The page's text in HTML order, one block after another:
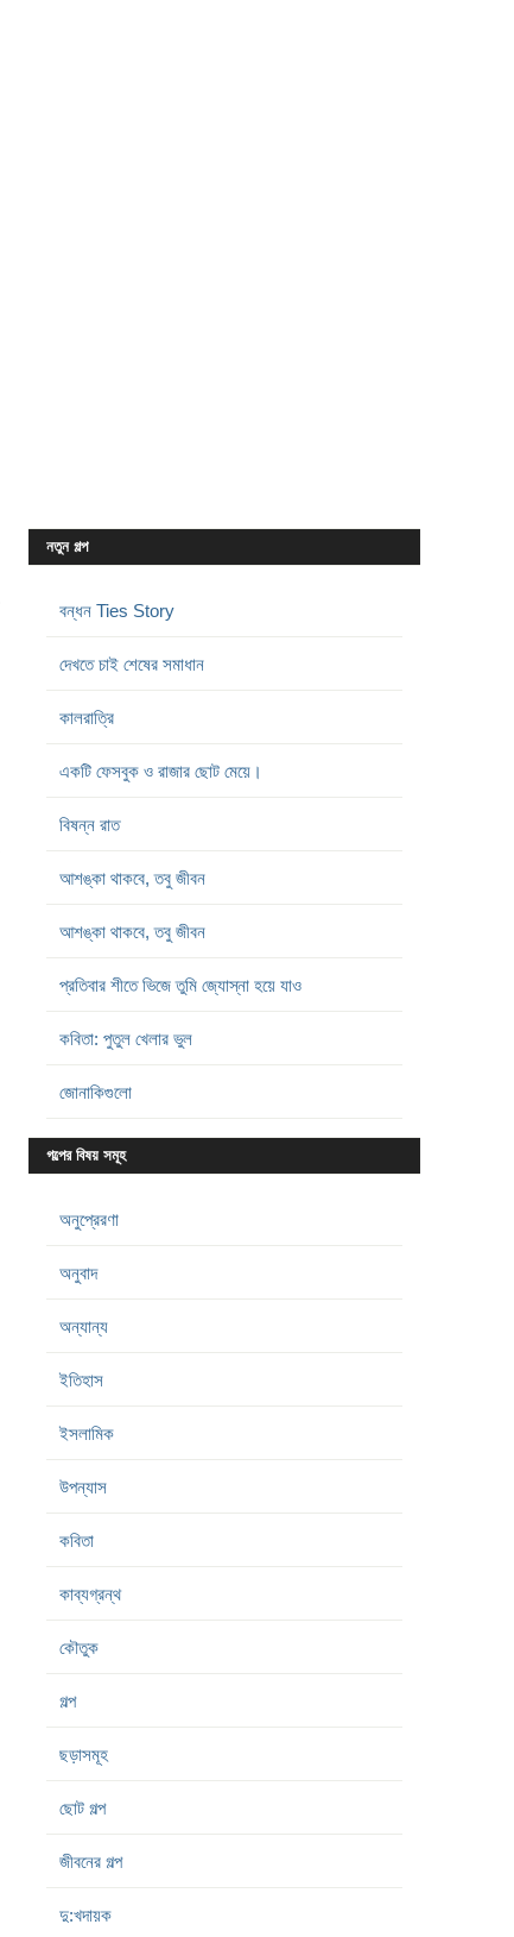
নতুন গল্প
বন্ধন Ties Story
দেখতে চাই শেষের সমাধান
কালরাত্রি
একটি ফেসবুক ও রাজার ছোট মেয়ে।
বিষন্ন রাত
আশঙ্কা থাকবে, তবু জীবন
আশঙ্কা থাকবে, তবু জীবন
প্রতিবার শীতে ভিজে তুমি জ্যোস্না হয়ে যাও
কবিতা: পুতুল খেলার ভুল
জোনাকিগুলো
গল্পের বিষয় সমূহ
অনুপ্রেরণা
অনুবাদ
অন্যান্য
ইতিহাস
ইসলামিক
উপন্যাস
কবিতা
কাব্যগ্রন্থ
কৌতুক
গল্প
ছড়াসমূহ
ছোট গল্প
জীবনের গল্প
দু:খদায়ক